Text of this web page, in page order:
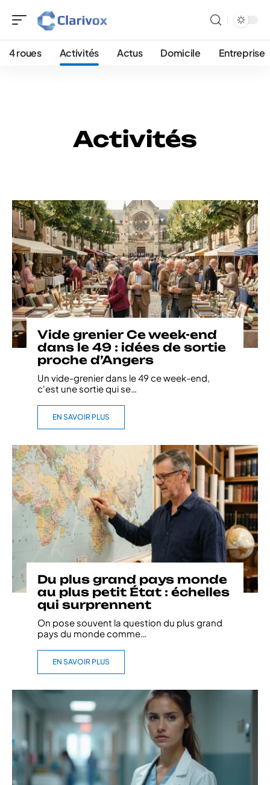
4 roues Activités Actus Domicile Entreprise
Activités
Vide grenier Ce week-end
dans le 49 : idées de sortie
proche d’Angers
Un vide-grenier dans le 49 ce week-end,
c'est une sortie qui se
EN SAVOIR PLUS
Du plus grand pays monde
au plus petit État : échelles
qui surprennent
On pose souvent la question du plus grand
pays du monde comme
EN SAVOIR PLUS